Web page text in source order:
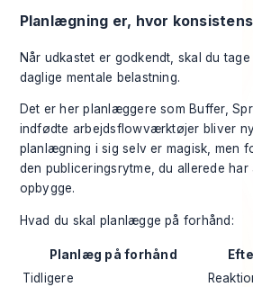
Planlægning er, hvor
Når udkastet er godkendt, skal du
daglige mentale belastning.
Det er her planlæggere som Buffer,
indfødte arbejdsflowværktøjer bliver
planlægning i sig selv er magisk, men
den publiceringsrytme, du allerede har
opbygge.
Hvad du skal planlægge på forhånd:
Planlæg på forhånd
Tidligere